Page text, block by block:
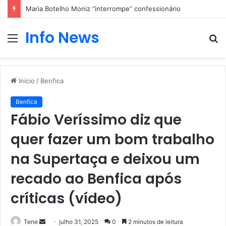
Maria Botelho Moniz “interrompe” confessionário
Menu
Info News
Início / Benfica
Benfica
Fábio Veríssimo diz que
quer fazer um bom trabalho
na Supertaça e deixou um
recado ao Benfica após
críticas (vídeo)
Tene
Mandejulho 31, 2025 0 2 minutos de leitura